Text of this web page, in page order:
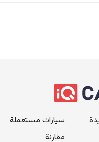
سيارات مستعملة
مقارنة